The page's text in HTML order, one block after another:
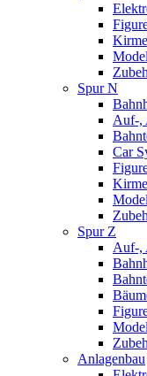
Spur N
Auf-,
Car
Spur Z
Auf-,
Anlagenbau